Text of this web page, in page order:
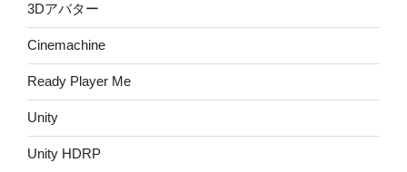
3Dアバター
Cinemachine
Ready Player Me
Unity
Unity HDRP